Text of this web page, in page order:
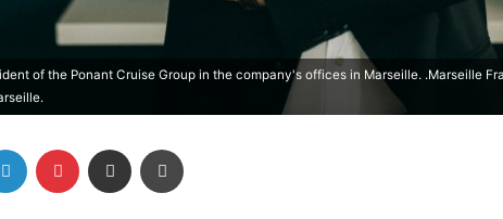
of the Ponant Cruise Group in the company's offices in Marseille. .Marseille
Linkedin Pinterest Partager par email